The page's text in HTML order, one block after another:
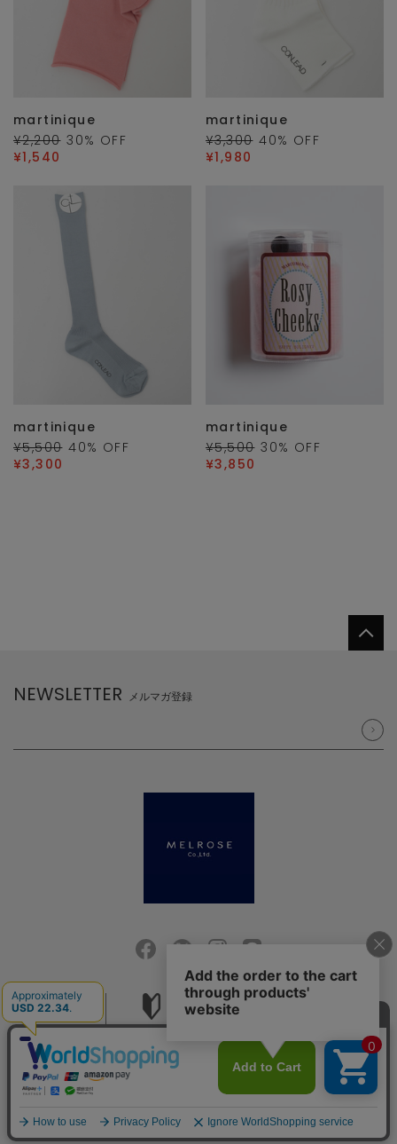
martinique
¥2,200 30% OFF
¥1,540
martinique
¥3,300 40% OFF
¥1,980
martinique
¥5,500 40% OFF
¥3,300
martinique
¥5,500 30% OFF
¥3,850
NEWSLETTER メルマガ登録
会社概要 採用情報 お問い合せ
ご利用規約 特定商取引法に基づく表記
COPYRIGHT (C) MELROSE CO.,LTD.ALL RIGHTS RESERVED.